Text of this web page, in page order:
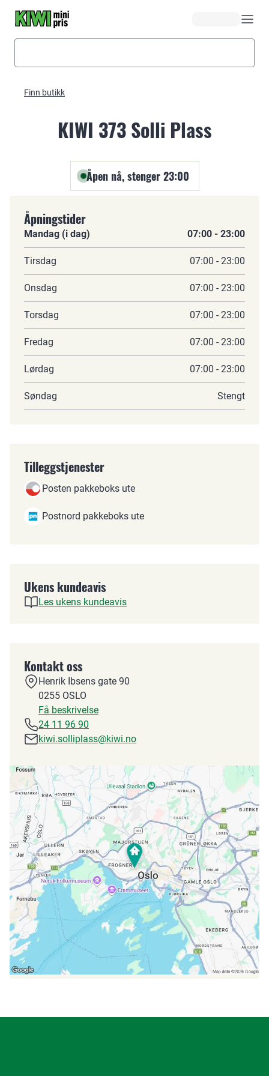
Finn butikk
KIWI 373 Solli Plass
Åpen nå, stenger 23:00
Åpningstider
Mandag (i dag) 07:00 - 23:00
Tirsdag 07:00 - 23:00
Onsdag 07:00 - 23:00
Torsdag 07:00 - 23:00
Fredag 07:00 - 23:00
Lørdag 07:00 - 23:00
Søndag Stengt
Tilleggstjenester
Posten pakkeboks ute
Postnord pakkeboks ute
Ukens kundeavis
Les ukens kundeavis
Kontakt oss
Henrik Ibsens gate 90
0255 OSLO
Få beskrivelse
24 11 96 90
kiwi.solliplass@kiwi.no